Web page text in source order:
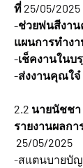
ที่ 25/05/2025
-ช่วยพ่นสีงา
แผนการทำงา
-เช็คงานในบ
-ส่งงานคุณใจ๋
2.2 นายนัชช
รายงานผลกา
25/05/2025
-สแตนบายบั